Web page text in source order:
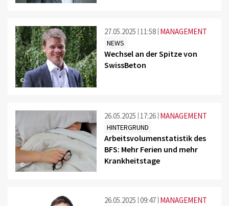
©
27.05.2025 11:58 MANAGEMENT
NEWS
Wechsel an der Spitze von
SwissBeton
©
26.05.2025 17:26 MANAGEMENT
HINTERGRUND
Arbeitsvolumenstatistik des
BFS: Mehr Ferien und mehr
Krankheitstage
26.05.2025 09:47 MANAGEMENT